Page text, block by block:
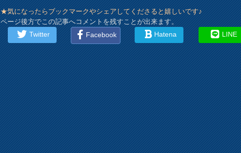
★気になったらブックマークやシェアしてくださると嬉しいです♪
ページ後方でこの記事へコメントを残すことが出来ます。
Twitter
Facebook Hatena LINE